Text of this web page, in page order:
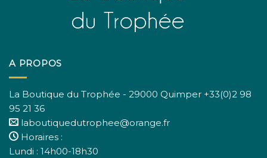
A PROPOS
La Boutique du Trophée - 29000 Quimper +33(0)2 98
95 21 36
laboutiquedutrophee@orange.fr
Horaires :
Lundi : 14h00-18h30